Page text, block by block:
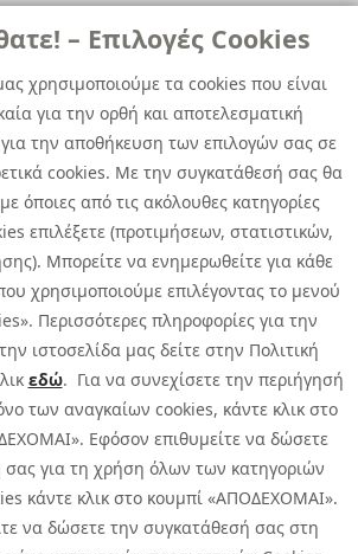
– Επιλογές Cookies
χρησιμοποιούμε τα cookies που είναι
για την ορθή και αποτελεσματική
για την αποθήκευση των επιλογών σας σε
cookies. Με την συγκατάθεσή σας θα
όποιες από τις ακόλουθες κατηγορίες
επιλέξετε (προτιμήσεων, στατιστικών,
Μπορείτε να ενημερωθείτε για κάθε
χρησιμοποιούμε επιλέγοντας το μενού
Περισσότερες πληροφορίες για την
ιστοσελίδα μας δείτε στην Πολιτική
εδώ. Για να συνεχίσετε την περιήγησή
των αναγκαίων cookies, κάντε κλικ στο
Εφόσον επιθυμείτε να δώσετε
για τη χρήση όλων των κατηγοριών
κάντε κλικ στο κουμπί «ΑΠΟΔΕΧΟΜΑΙ».
να δώσετε την συγκατάθεσή σας στη